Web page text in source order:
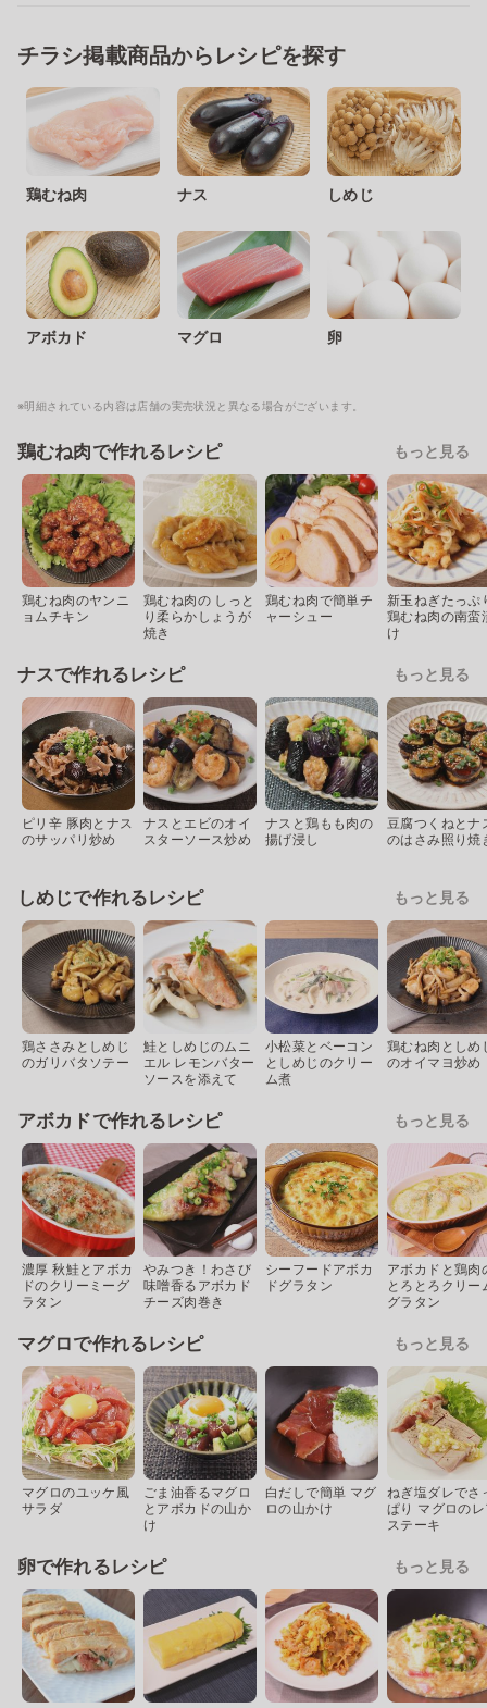
チラシ掲載商品からレシピを探す
鶏むね肉 ナス しめじ
アボカド マグロ 卵
※明細されている内容は店舗の実売状況と異なる場合がございます。
鶏むね肉で作れるレシピ もっと見る
鶏むね肉のヤンニ
ョムチキン
鶏むね肉の しっと
り柔らかしょうが
焼き
鶏むね肉で簡単チ
ャーシュー
新玉ねぎたっぷ
鶏むね肉の南蛮
け
ナスで作れるレシピ もっと見る
ピリ辛 豚肉とナス
のサッパリ炒め
ナスとエビのオイ
スターソース炒め
ナスと鶏もも肉の
揚げ浸し
豆腐つくねとナ
のはさみ照り焼
しめじで作れるレシピ もっと見る
鶏ささみとしめじ
のガリバタソテー
鮭としめじのムニ
エル レモンバター
ソースを添えて
小松菜とベーコン
としめじのクリー
ム煮
鶏むね肉としめ
のオイマヨ炒め
アボカドで作れるレシピ もっと見る
濃厚 秋鮭とアボカ
ドのクリーミーグ
ラタン
やみつき！わさび
味噌香るアボカド
チーズ肉巻き
シーフードアボカ
ドグラタン
アボカドと鶏肉
とろとろクリー
グラタン
マグロで作れるレシピ もっと見る
マグロのユッケ風
サラダ
ごま油香るマグロ
とアボカドの山か
け
白だしで簡単 マグ
ロの山かけ
ねぎ塩ダレでさ
ぱり マグロの
ステーキ
卵で作れるレシピ もっと見る